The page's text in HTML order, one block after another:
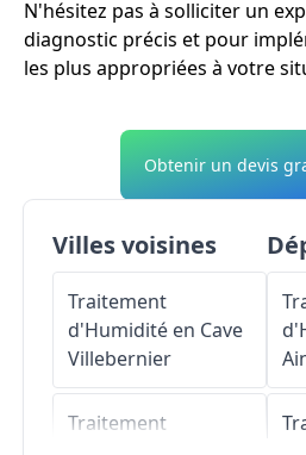
N'hésitez pas à solliciter un
diagnostic précis et pour
les plus appropriées à votre
Obtenir un devis
Villes voisines
Traitement
d'Humidité en Cave
Villebernier
Traitement